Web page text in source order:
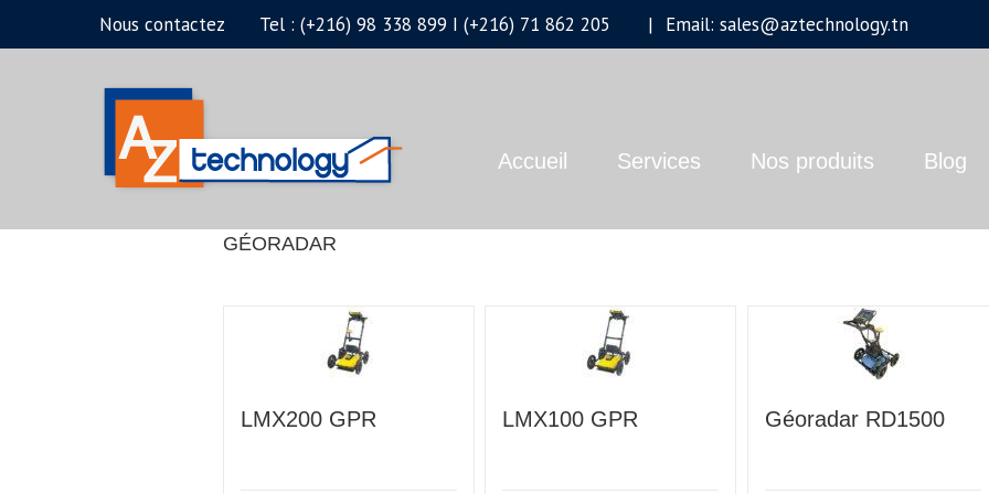
au
Nous contactez Tel : (+216) 98 338 899 I (+216) 71 862 205 | Email: sales@aztechnology.tn
Accueil Services Nos produits Blog
GÉORADAR
LMX200 GPR LMX100 GPR Géoradar RD1500